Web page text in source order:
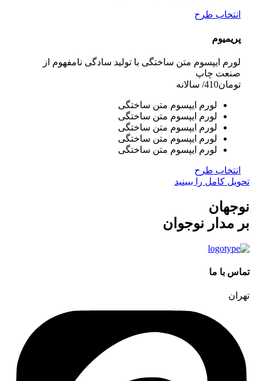
انتخاب طرح
پریمیوم
لورم ایپسوم متن ساختگی با تولید سادگی نامفهوم از
صنعت چاپ
تومان410/ سالانه
لورم ایپسوم متن ساختگی
لورم ایپسوم متن ساختگی
لورم ایپسوم متن ساختگی
لورم ایپسوم متن ساختگی
لورم ایپسوم متن ساختگی
انتخاب طرح
تحویل کامل را ببینید
نوجهان
بر مدار نوجوان
تماس با ما
تهران